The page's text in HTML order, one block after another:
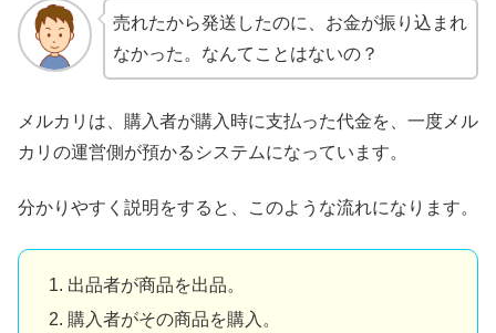
売れたから発送したのに、お金が振り込まれ
なかった。なんてことはないの？
メルカリは、購入者が購入時に支払った代金を、一度メル
カリの運営側が預かるシステムになっています。
分かりやすく説明をすると、このような流れになります。
出品者が商品を出品。
購入者がその商品を購入。